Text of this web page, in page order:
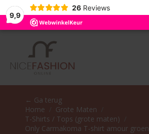
9,9
26 Reviews
← Ga terug
Home
Grote Maten
T-Shirts / Tops (grote maten)
Only Carmakoma T-shirt amour groen